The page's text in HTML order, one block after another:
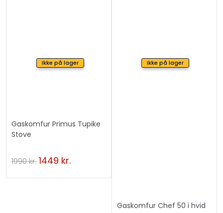
Ikke på lager
Gaskomfur Primus Tupike
Stove
1990kr. 1449 kr.
Ikke på lager
Gaskomfur Chef 50 i hvid